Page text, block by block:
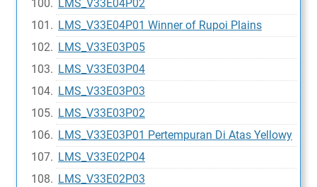
LMS_V33E04P02
LMS_V33E04P01 Winner of Rupoi Plains
LMS_V33E03P05
LMS_V33E03P04
LMS_V33E03P03
LMS_V33E03P02
LMS_V33E03P01 Pertempuran Di Atas Yellowy
LMS_V33E02P04
LMS_V33E02P03